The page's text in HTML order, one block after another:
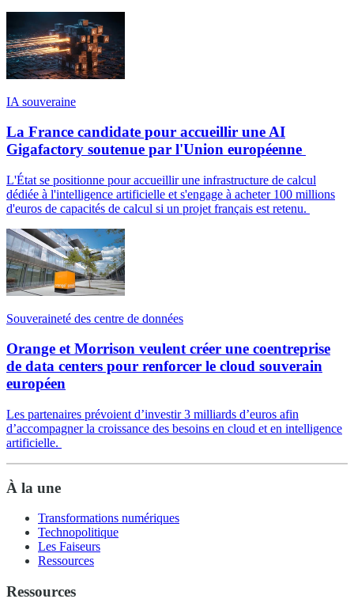
IA souveraine
La France candidate pour accueillir une AI
Gigafactory soutenue par l'Union européenne
L'État se positionne pour accueillir une infrastructure de calcul
dédiée à l'intelligence artificielle et s'engage à acheter 100 millions
d'euros de capacités de calcul si un projet français est retenu.
Souveraineté des centre de données
Orange et Morrison veulent créer une coentreprise
de data centers pour renforcer le cloud souverain
européen
Les partenaires prévoient d’investir 3 milliards d’euros afin
d’accompagner la croissance des besoins en cloud et en intelligence
artificielle.
À la une
Transformations numériques
Technopolitique
Les Faiseurs
Ressources
Ressources